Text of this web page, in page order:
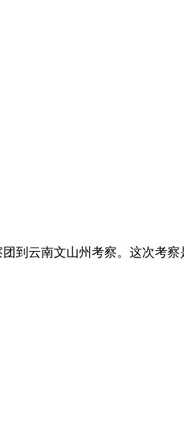
到云南文山州考察。这次考